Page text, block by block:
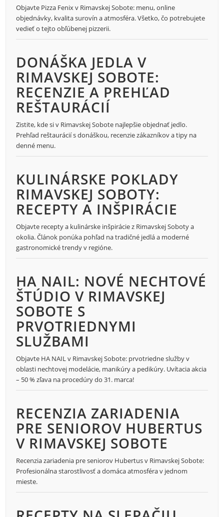
Objavte Pizza Fenix v Rimavskej Sobote: menu, online
objednávky, kvalita surovín a atmosféra. Všetko, čo potrebujete
vedieť o tejto obľúbenej pizzerii.
DONÁŠKA JEDLA V
RIMAVSKEJ SOBOTE:
RECENZIE A PREHĽAD
REŠTAURÁCIÍ
Zistite, kde si v Rimavskej Sobote najlepšie objednať jedlo.
Prehľad reštaurácií s donáškou, recenzie zákazníkov a tipy na
denné menu.
KULINÁRSKE POKLADY
RIMAVSKEJ SOBOTY:
RECEPTY A INŠPIRÁCIE
Objavte recepty a kulinárske inšpirácie z Rimavskej Soboty a
okolia. Článok ponúka pohľad na tradičné jedlá a moderné
gastronomické trendy v regióne.
HA NAIL: NOVÉ NECHTOVÉ
ŠTÚDIO V RIMAVSKEJ
SOBOTE S
PRVOTRIEDNYMI
SLUŽBAMI
Objavte HA NAIL v Rimavskej Sobote: prvotriedne služby v
oblasti nechtovej modelácie, manikúry a pedikúry. Uvítacia akcia
– 50 % zľava na procedúry do 31. marca!
RECENZIA ZARIADENIA
PRE SENIOROV HUBERTUS
V RIMAVSKEJ SOBOTE
Recenzia zariadenia pre seniorov Hubertus v Rimavskej Sobote:
Profesionálna starostlivosť a domáca atmosféra v jednom
mieste.